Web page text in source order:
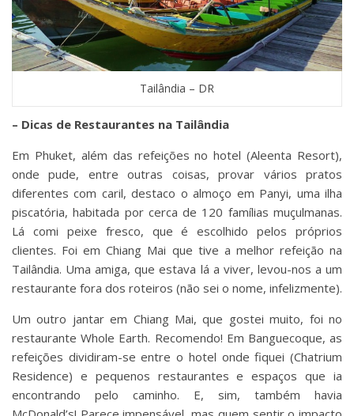
Tailândia – DR
– Dicas de Restaurantes na Tailândia
Em Phuket, além das refeições no hotel (Aleenta Resort),
onde pude, entre outras coisas, provar vários pratos
diferentes com caril, destaco o almoço em Panyi, uma ilha
piscatória, habitada por cerca de 120 famílias muçulmanas.
Lá comi peixe fresco, que é escolhido pelos próprios
clientes. Foi em Chiang Mai que tive a melhor refeição na
Tailândia. Uma amiga, que estava lá a viver, levou-nos a um
restaurante fora dos roteiros (não sei o nome, infelizmente).
Um outro jantar em Chiang Mai, que gostei muito, foi no
restaurante Whole Earth. Recomendo! Em Banguecoque, as
refeições dividiram-se entre o hotel onde fiquei (Chatrium
Residence) e pequenos restaurantes e espaços que ia
encontrando pelo caminho. E, sim, também havia